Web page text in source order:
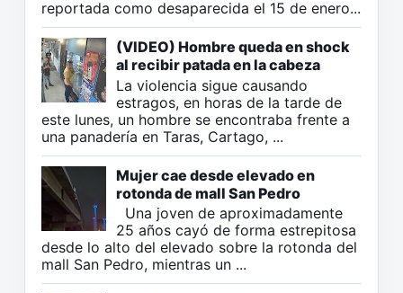
reportada como desaparecida el 15 de enero...
(VIDEO) Hombre queda en shock
al recibir patada en la cabeza
La violencia sigue causando
estragos, en horas de la tarde de
este lunes, un hombre se encontraba frente a
una panadería en Taras, Cartago, ...
Mujer cae desde elevado en
rotonda de mall San Pedro
Una joven de aproximadamente
25 años cayó de forma estrepitosa
desde lo alto del elevado sobre la rotonda del
mall San Pedro, mientras un ...